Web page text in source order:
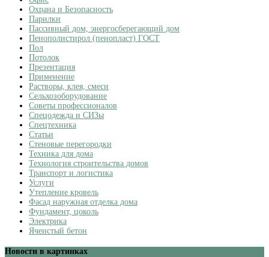
Охрана и Безопасность
Парилки
Пассивный дом, энергосберегающий дом
Пенополистирол (пенопласт) ГОСТ
Пол
Потолок
Презентация
Применение
Растворы, клея, смеси
Сельхозоборудование
Советы профессионалов
Спецодежда и СИЗы
Спецтехника
Статьи
Стеновые перегородки
Техника для дома
Технология строительства домов
Транспорт и логистика
Услуги
Утепление кровель
Фасад наружная отделка дома
Фундамент, цоколь
Электрика
Ячеистый бетон
Новости в картинках